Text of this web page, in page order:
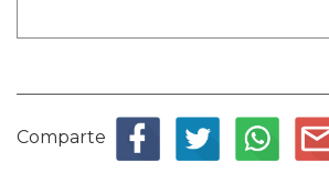
Comparte